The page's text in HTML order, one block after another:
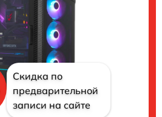
Скидка по
предварительной
записи на сайте